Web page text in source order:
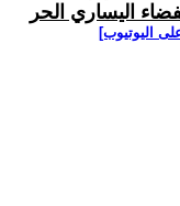
اليساري الحر
اليوتيوب]